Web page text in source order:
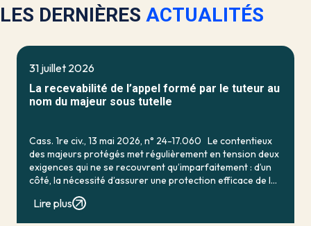
LES DERNIÈRES ACTUALITÉS
31 juillet 2026
La recevabilité de l’appel formé par le tuteur au
nom du majeur sous tutelle
Cass. 1re civ., 13 mai 2026, n° 24-17.060 Le contentieux
des majeurs protégés met régulièrement en tension deux
exigences qui ne se recouvrent qu’imparfaitement : d’un
côté, la nécessité d’assurer une protection efficace de la
Lire plus